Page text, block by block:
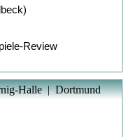
Review
Halle | Dortmund